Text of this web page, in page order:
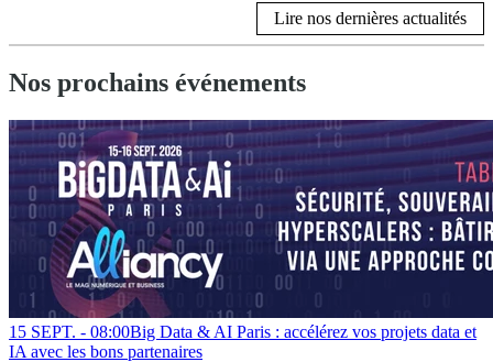
Lire nos dernières actualités
Nos prochains événements
15 SEPT. - 08:00Big Data & AI Paris : accélérez vos projets data et
IA avec les bons partenaires